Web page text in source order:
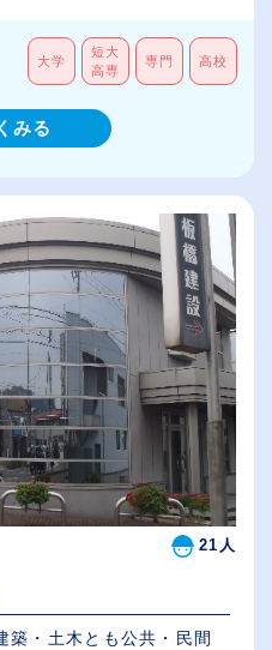
大学
短大
高専
専門 高校
みる
21人
・土木とも公共・民間